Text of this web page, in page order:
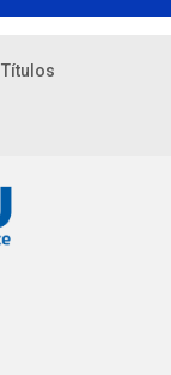
Títulos